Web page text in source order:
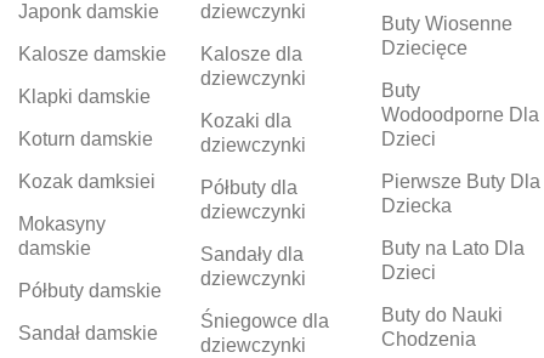
Japonk damskie
Kalosze damskie
Klapki damskie
Koturn damskie
Kozak damksiei
Mokasyny
damskie
Półbuty damskie
Sandał damskie
dziewczynki
Kalosze dla
dziewczynki
Kozaki dla
dziewczynki
Półbuty dla
dziewczynki
Sandały dla
dziewczynki
Śniegowce dla
dziewczynki
Buty Wiosenne
Dziecięce
Buty
Wodoodporne Dla
Dzieci
Pierwsze Buty Dla
Dziecka
Buty na Lato Dla
Dzieci
Buty do Nauki
Chodzenia